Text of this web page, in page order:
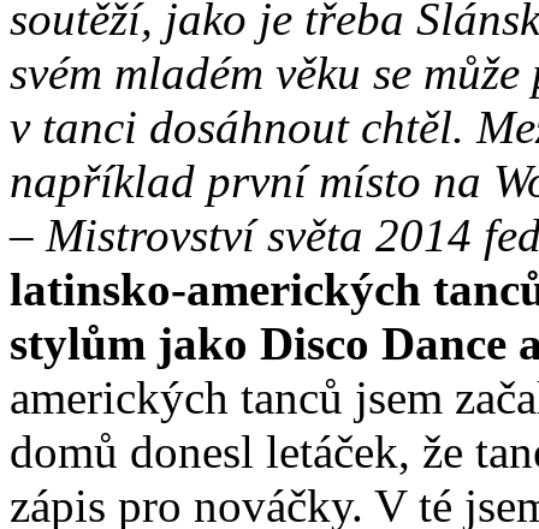
soutěží, jako je třeba
svém mladém věku se
v tanci dosáhnout chtěl.
například první místo na
– Mistrovství světa 2014
latinsko-amerických
stylům jako Disco Dance
amerických tanců jsem
domů donesl letáček, že
zápis pro nováčky. V té